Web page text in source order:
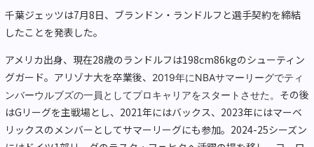
千葉ジェッツは7月8日、ブランドン・ランドルフと選手契約を締結
したことを発表した。
アメリカ出身、現在28歳のランドルフは198cm86kgのシューティン
グガード。アリゾナ大を卒業後、
2019年にNBAサマーリーグでティ
ンバーウルブズの一員としてプロキャリアをスタートさせた。 その後
はGリーグを主戦場とし、2021年にはバックス、2023年にはマーベ
リックスのメンバーとしてサマーリーグにも参加。2024-25シーズン